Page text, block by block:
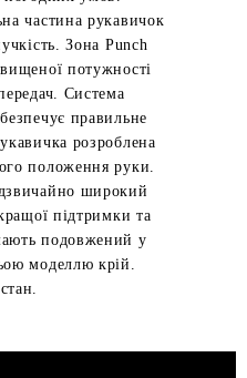
частина рукавичок
Зона Punch
потужності
Система
правильне
розроблена
положення руки.
широкий
підтримки та
подовжений у
моделлю крій.